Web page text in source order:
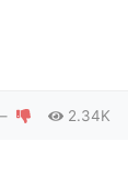
2.34K